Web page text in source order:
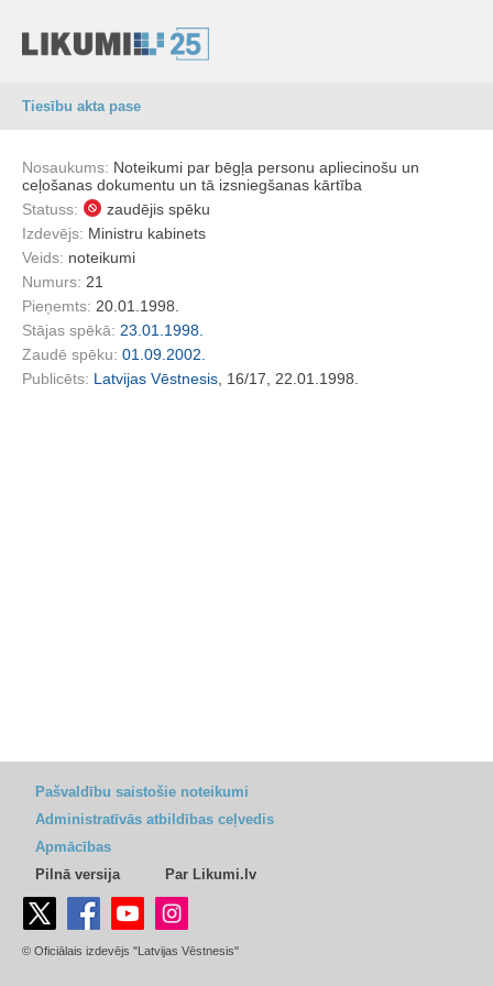
Tiesību akta pase
Nosaukums: Noteikumi par bēgļa personu apliecinošu un
ceļošanas dokumentu un tā izsniegšanas kārtība
Statuss:
zaudējis spēku
Izdevējs: Ministru kabinets
Veids: noteikumi
Numurs: 21
Pieņemts: 20.01.1998.
Stājas spēkā: 23.01.1998.
Zaudē spēku: 01.09.2002.
Publicēts: Latvijas Vēstnesis , 16/17, 22.01.1998.
Pašvaldību saistošie noteikumi
Administratīvās atbildības ceļvedis
Apmācības
Pilnā versija
Par Likumi.lv
© Oficiālais izdevējs "Latvijas Vēstnesis"